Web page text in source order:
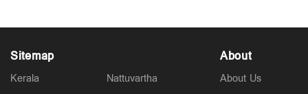
Sitemap
Kerala
Nattuvartha
About
About Us